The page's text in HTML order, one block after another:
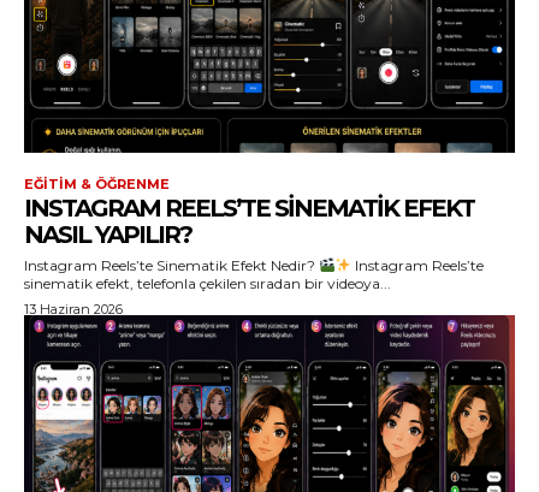
EĞITIM & ÖĞRENME
INSTAGRAM REELS’TE SINEMATIK EFEKT
NASIL YAPILIR?
Instagram Reels’te Sinematik Efekt Nedir?
Instagram Reels’te
sinematik efekt, telefonla çekilen sıradan bir videoya...
13 Haziran 2026